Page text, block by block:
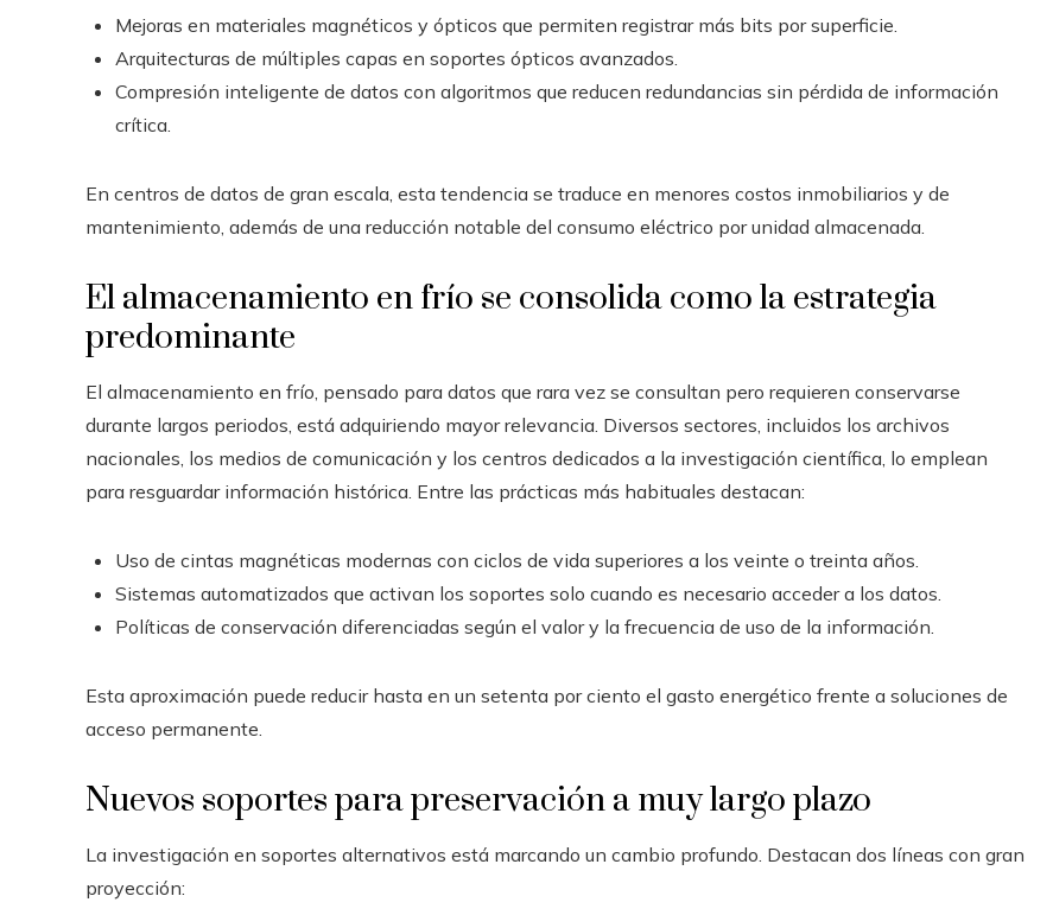
Mejoras en materiales magnéticos y ópticos que permiten registrar más bits por superficie.
Arquitecturas de múltiples capas en soportes ópticos avanzados.
Compresión inteligente de datos con algoritmos que reducen redundancias sin pérdida de información
crítica.
En centros de datos de gran escala, esta tendencia se traduce en menores costos inmobiliarios y de
mantenimiento, además de una reducción notable del consumo eléctrico por unidad almacenada.
El almacenamiento en frío se consolida como la estrategia
predominante
El almacenamiento en frío, pensado para datos que rara vez se consultan pero requieren conservarse
durante largos periodos, está adquiriendo mayor relevancia. Diversos sectores, incluidos los archivos
nacionales, los medios de comunicación y los centros dedicados a la investigación científica, lo emplean
para resguardar información histórica. Entre las prácticas más habituales destacan:
Uso de cintas magnéticas modernas con ciclos de vida superiores a los veinte o treinta años.
Sistemas automatizados que activan los soportes solo cuando es necesario acceder a los datos.
Políticas de conservación diferenciadas según el valor y la frecuencia de uso de la información.
Esta aproximación puede reducir hasta en un setenta por ciento el gasto energético frente a soluciones de
acceso permanente.
Nuevos soportes para preservación a muy largo plazo
La investigación en soportes alternativos está marcando un cambio profundo. Destacan dos líneas con gran
proyección: